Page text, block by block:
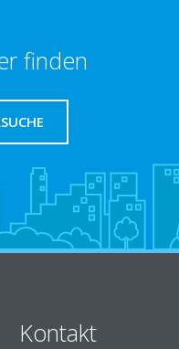
finden
Kontakt